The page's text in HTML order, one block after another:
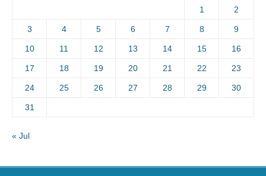
1 2
3 4 5 6 7 8 9
10 11 12 13 14 15 16
17 18 19 20 21 22 23
24 25 26 27 28 29 30
31
« Jul